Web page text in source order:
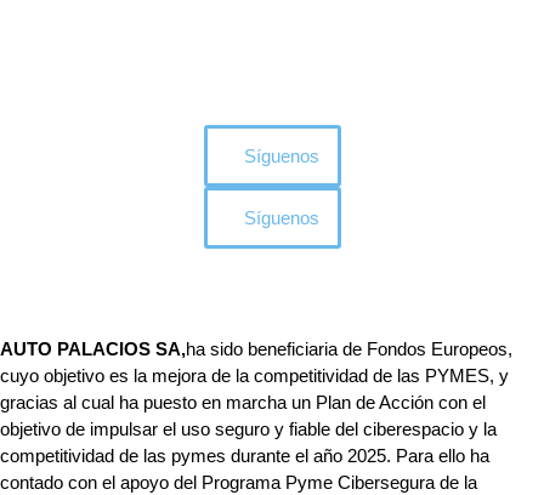
Síguenos
Síguenos
AUTO PALACIOS SA,ha sido beneficiaria de Fondos Europeos,
cuyo objetivo es la mejora de la competitividad de las PYMES, y
gracias al cual ha puesto en marcha un Plan de Acción con el
objetivo de impulsar el uso seguro y fiable del ciberespacio y la
competitividad de las pymes durante el año 2025. Para ello ha
contado con el apoyo del Programa Pyme Cibersegura de la